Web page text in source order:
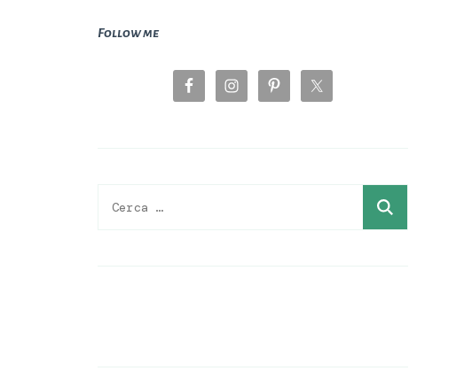
Follow me
Ricerca